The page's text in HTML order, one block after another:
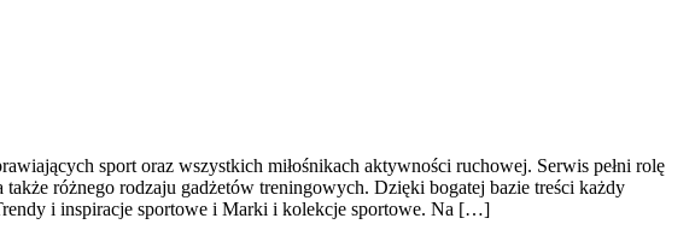
sport oraz wszystkich miłośnikach aktywności ruchowej. Serwis pełni rolę
różnego rodzaju gadżetów treningowych. Dzięki bogatej bazie treści każdy
i inspiracje sportowe i Marki i kolekcje sportowe. Na […]